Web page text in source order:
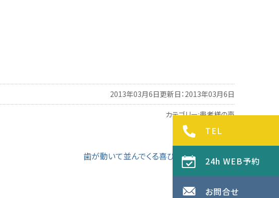
TEL
24h WEB予約
お問合せ
2013年03月6日更新日：2013年03月6日
カテゴリー:患者様の声
歯が動いて並んでくる喜び！（女性・28歳）→